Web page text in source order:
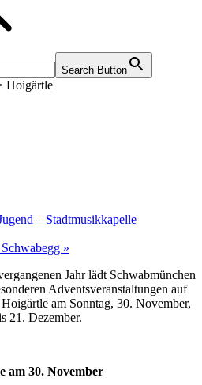
Search Button
Hoigärtle
– Stadtmusikkapelle
»
Jahr lädt Schwabmünchen
Adventsveranstaltungen auf
am Sonntag, 30. November,
21. Dezember.
am 30. November